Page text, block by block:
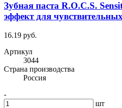
Зубная паста R.O.C.S.
эффект для
16.19 руб.
Артикул
3044
Cтрана производства
Россия
-
шт